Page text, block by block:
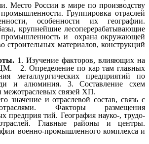
Место России в мире по производству
Группировка отраслей
особенности их географии.
крупнейшие лесоперерабатывающие
промышленность и охрана окружающей
строительных материалов, конструкций
1. Изучение факторов, влияющих на
2. Определение по кар там главных
металлургических предприятий по
и алюминия. 3.Составление схем
межотраслевых связей ХП.
значение и отраслевой состав, связь с
Факторы размещения
предприя тий. География науко-, трудо-
Главные районы и центры.
военно-промышленного комплекса и